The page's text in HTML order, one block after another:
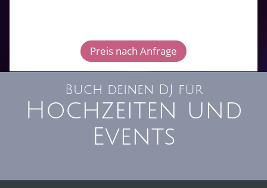
Preis nach Anfrage
Buch deinen DJ für
Hochzeiten und
Events